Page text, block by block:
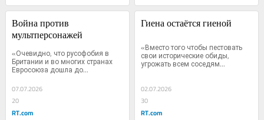
Война против
мультперсонажей
«Очевидно, что русофобия в
Британии и во многих странах
Евросоюза дошла до...
07.07.2026
20
RT.com
Гиена остаётся гиеной
«Вместо того чтобы пестовать
свои исторические обиды,
угрожать всем соседям...
02.07.2026
30
RT.com